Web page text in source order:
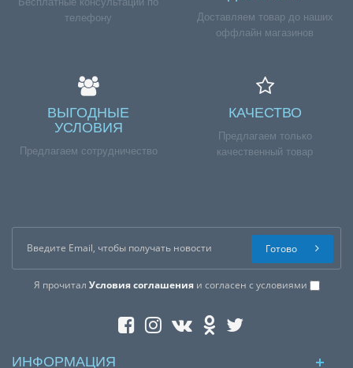
телефону
Доставляем товар до наших
оффлайн магазинов
ВЫГОДНЫЕ
УСЛОВИЯ
Предлагаем сотрудничество
КАЧЕСТВО
Предлагаем только
качественный товар
Я прочитал Условия соглашенияи согласен с условиями
Готово
ИНФОРМАЦИЯ